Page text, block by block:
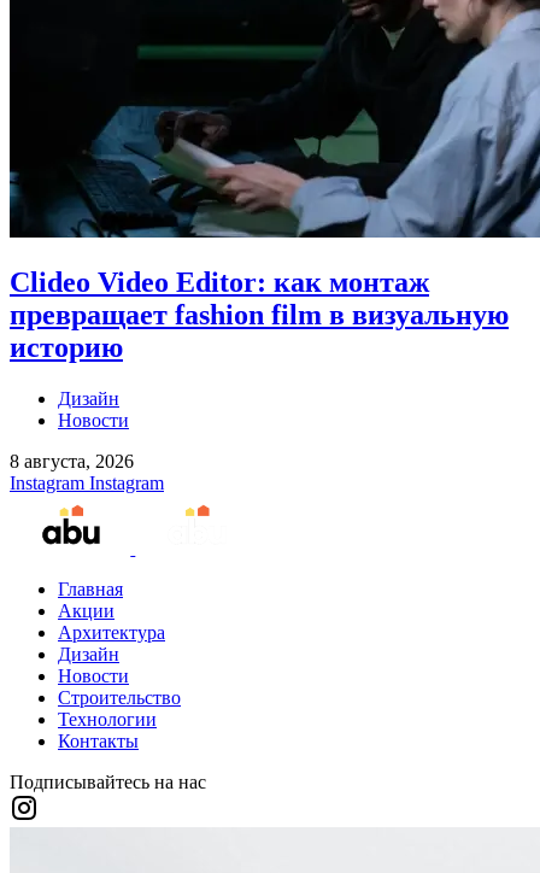
Clideo Video Editor: как монтаж
превращает fashion film в визуальную
историю
Дизайн
Новости
8 августа, 2026
Instagram Instagram
Главная
Акции
Архитектура
Дизайн
Новости
Строительство
Технологии
Контакты
Подписывайтесь на нас